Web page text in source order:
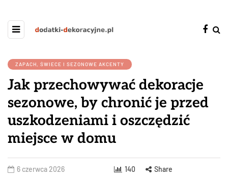
ZAPACH, ŚWIECE I SEZONOWE AKCENTY
Jak przechowywać dekoracje
sezonowe, by chronić je przed
uszkodzeniami i oszczędzić
miejsce w domu
6 czerwca 2026 140 Share